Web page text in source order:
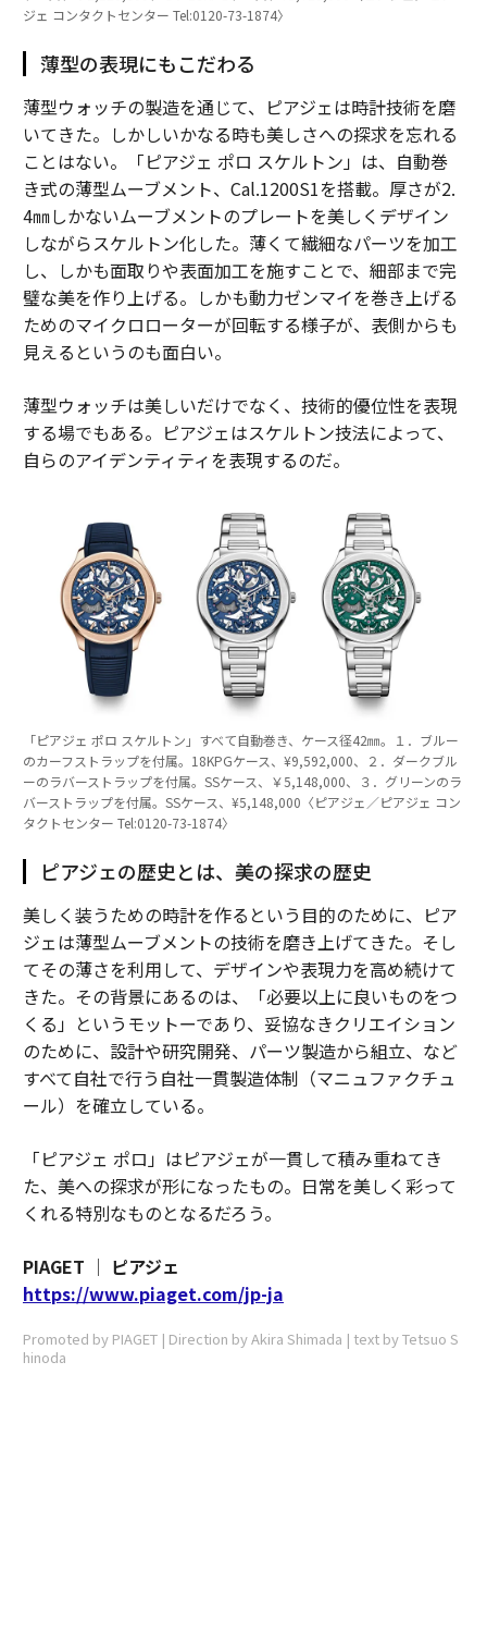
ジェ コンタクトセンター Tel:0120-73-1874〉
薄型の表現にもこだわる
薄型ウォッチの製造を通じて、ピアジェは時計技術を磨
いてきた。しかしいかなる時も美しさへの探求を忘れる
ことはない。「ピアジェ ポロ スケルトン」は、自動巻
き式の薄型ムーブメント、Cal.1200S1を搭載。厚さが2.
4㎜しかないムーブメントのプレートを美しくデザイン
しながらスケルトン化した。薄くて繊細なパーツを加工
し、しかも面取りや表面加工を施すことで、細部まで完
璧な美を作り上げる。しかも動力ゼンマイを巻き上げる
ためのマイクロローターが回転する様子が、表側からも
見えるというのも面白い。
薄型ウォッチは美しいだけでなく、技術的優位性を表現
する場でもある。ピアジェはスケルトン技法によって、
自らのアイデンティティを表現するのだ。
「ピアジェ ポロ スケルトン」すべて自動巻き、ケース径42㎜。１．ブルー
のカーフストラップを付属。18KPGケース、¥9,592,000、２．ダークブル
ーのラバーストラップを付属。SSケース、￥5,148,000、３．グリーンのラ
バーストラップを付属。SSケース、¥5,148,000〈ピアジェ／ピアジェ コン
タクトセンター Tel:0120-73-1874〉
ピアジェの歴史とは、美の探求の歴史
美しく装うための時計を作るという目的のために、ピア
ジェは薄型ムーブメントの技術を磨き上げてきた。そし
てその薄さを利用して、デザインや表現力を高め続けて
きた。その背景にあるのは、「必要以上に良いものをつ
くる」というモットーであり、妥協なきクリエイション
のために、設計や研究開発、パーツ製造から組立、など
すべて自社で行う自社一貫製造体制（マニュファクチュ
ール）を確立している。
「ピアジェ ポロ」はピアジェが一貫して積み重ねてき
た、美への探求が形になったもの。日常を美しく彩って
くれる特別なものとなるだろう。
PIAGET │ ピアジェ
https://www.piaget.com/jp-ja
Promoted by PIAGET | Direction by Akira Shimada | text by Tetsuo S
hinoda